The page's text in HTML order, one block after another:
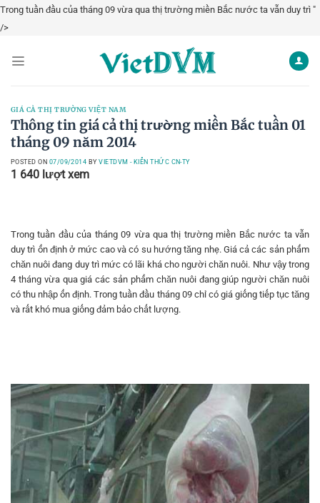
Trong tuần đầu của tháng 09 vừa qua thị trường miền Bắc nước ta vẫn duy trì "
/>Skip
content
GIÁ CẢ THỊ TRƯỜNG VIỆT NAM
Thông tin giá cả thị trường miền Bắc tuần 01
tháng 09 năm 2014
POSTED ON 07/09/2014 BYVIETDVM - KIẾN THỨC CN-TY
1 640 lượt xem
Trong tuần đầu của tháng 09 vừa qua thị trường miền Bắc nước ta vẫn
duy trì ổn định ở mức cao và có su hướng tăng nhẹ. Giá cả các sản phẩm
chăn nuôi đang duy trì mức có lãi khá cho người chăn nuôi. Như vậy trong
4 tháng vừa qua giá các sản phẩm chăn nuôi đang giúp người chăn nuôi
có thu nhập ổn định. Trong tuần đầu tháng 09 chỉ có giá giống tiếp tục tăng
và rất khó mua giống đảm bảo chất lượng.